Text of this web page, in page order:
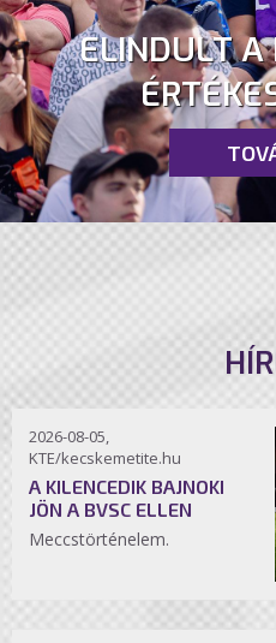
ELINDULT A
2026-08-05,
KTE/kecskemetite.hu
A KILENCEDIK BAJNOKI
JÖN A BVSC ELLEN
Meccstörténelem.